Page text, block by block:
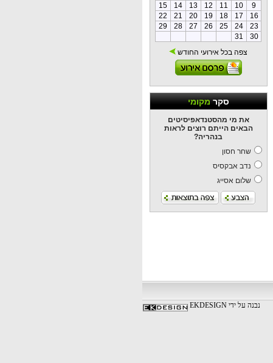
9
10
11
12
13
14
15
16
17
18
19
20
21
22
23
24
25
26
27
28
29
30
31
צפה בכל אירועי החודש
סקרמקומי
את מי מהסטנדאפיסיטים
הבאים הייתם רוצים לראות
בנהריה?
שחר חסון
נדב אבקסיס
שלום אסייג
נבנה על ידי EKDESIGN